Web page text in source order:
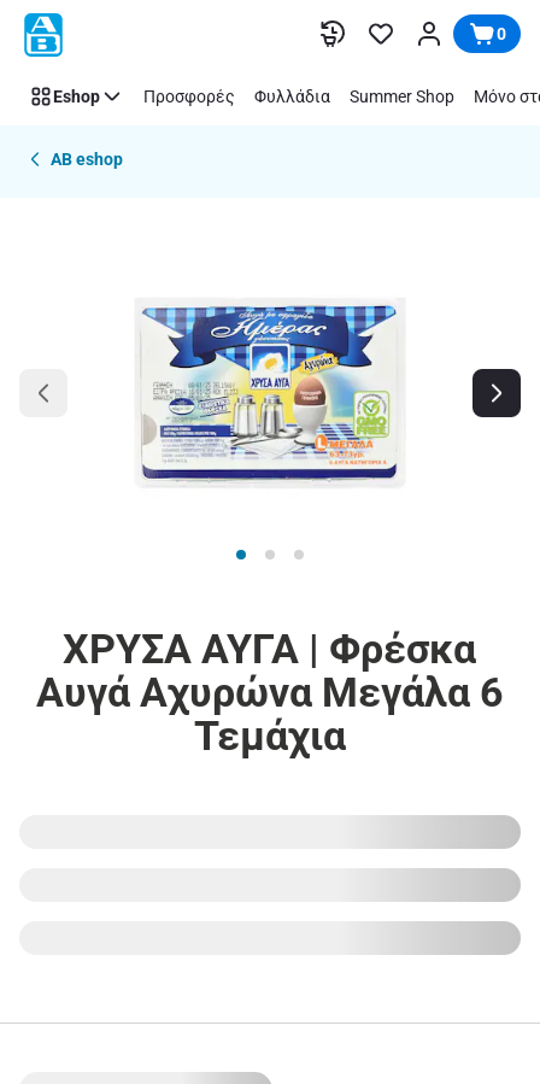
Παράλειψη 0
Eshop Προσφορές Φυλλάδια Summer Shop Μόνο
AB eshop
ΧΡΥΣΑ ΑΥΓΑ | Φρέσκα
Αυγά Αχυρώνα Μεγάλα 6
Τεμάχια